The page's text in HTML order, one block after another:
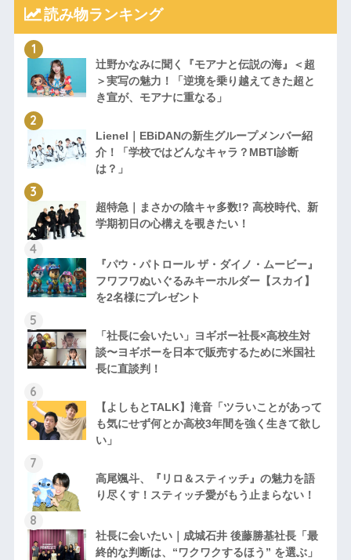
読み物ランキング
辻野かなみに聞く『モアナと伝説の海』＜超
＞実写の魅力！「逆境を乗り越えてきた超と
き宣が、モアナに重なる」
Lienel｜EBiDANの新生グループメンバー紹
介！「学校ではどんなキャラ？MBTI診断
は？」
超特急｜まさかの陰キャ多数!? 高校時代、新
学期初日の心構えを覗きたい！
『パウ・パトロール ザ・ダイノ・ムービー』
フワフワぬいぐるみキーホルダー【スカイ】
を2名様にプレゼント
「社長に会いたい」ヨギボー社長×高校生対
談〜ヨギボーを日本で販売するために米国社
長に直談判！
【よしもとTALK】滝音「ツラいことがあって
も気にせず何とか高校3年間を強く生きて欲し
い」
高尾颯斗、『リロ＆スティッチ』の魅力を語
り尽くす！スティッチ愛がもう止まらない！
社長に会いたい｜成城石井 後藤勝基社長「最
終的な判断は、“ワクワクするほう” を選ぶ」